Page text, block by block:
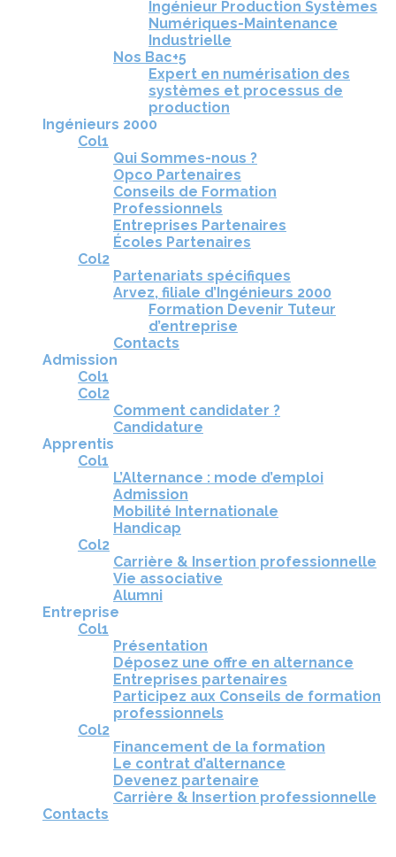
Ingénieur Production Systèmes
Numériques-Maintenance
Industrielle
Nos Bac+5
Expert en numérisation des
systèmes et processus de
production
Ingénieurs 2000
Col1
Qui Sommes-nous ?
Opco Partenaires
Conseils de Formation
Professionnels
Entreprises Partenaires
Écoles Partenaires
Col2
Partenariats spécifiques
Arvez, filiale d’Ingénieurs 2000
Formation Devenir Tuteur
d’entreprise
Contacts
Admission
Col1
Col2
Comment candidater ?
Candidature
Apprentis
Col1
L’Alternance : mode d’emploi
Admission
Mobilité Internationale
Handicap
Col2
Carrière & Insertion professionnelle
Vie associative
Alumni
Entreprise
Col1
Présentation
Déposez une offre en alternance
Entreprises partenaires
Participez aux Conseils de formation
professionnels
Col2
Financement de la formation
Le contrat d’alternance
Devenez partenaire
Carrière & Insertion professionnelle
Contacts